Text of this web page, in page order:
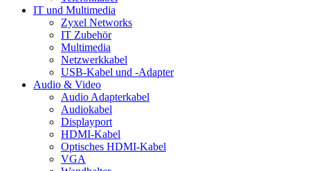
IT und Multimedia
Zyxel Networks
IT Zubehör
Multimedia
Netzwerkkabel
USB-Kabel und -Adapter
Audio & Video
Audio Adapterkabel
Audiokabel
Displayport
HDMI-Kabel
Optisches HDMI-Kabel
VGA